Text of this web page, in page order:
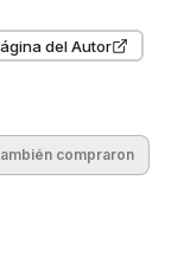
del Autor
compraron